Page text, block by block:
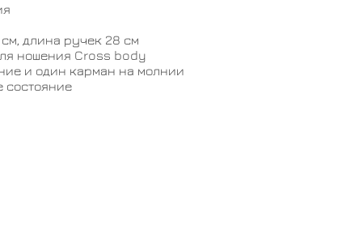
см, длина ручек 28 см
ношения Cross body
и один карман на молнии
состояние